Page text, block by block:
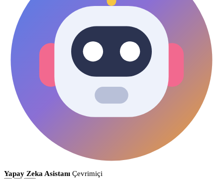
Yapay Zeka Asistanı Çevrimiçi